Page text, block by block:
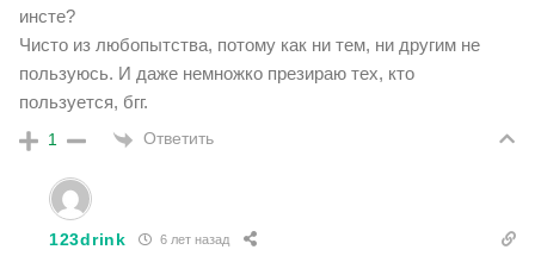
инсте?
Чисто из любопытства, потому как ни тем, ни другим не
пользуюсь. И даже немножко презираю тех, кто
пользуется, бгг.
1 Ответить
123drink 6 лет назад